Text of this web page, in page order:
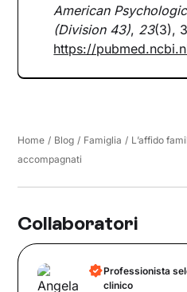
American
(Division 43), 23(3),
https://
Home / Blog / Famiglia / L’affido
accompagnati
Collaboratori
Professionista
clinico